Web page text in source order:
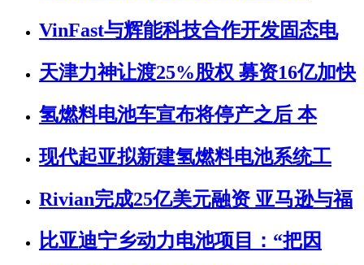
VinFast与辉能科技合作开发固态电
天津力神让渡25%股权 募资16亿加快
氢燃料电池车宣布将停产之后 本
现代起亚拟新建氢燃料电池系统工
Rivian完成25亿美元融资 亚马逊与福
比亚迪宁乡动力电池项目：“把因